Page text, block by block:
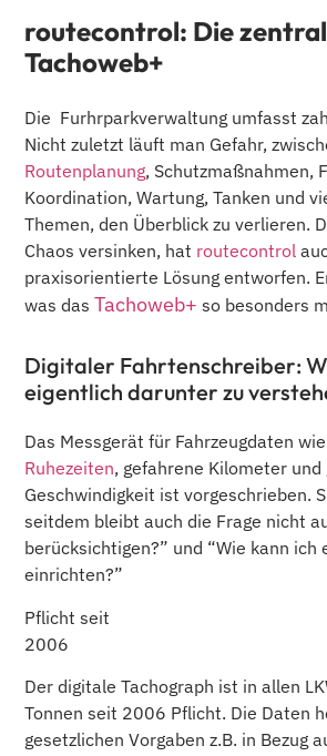
routecontrol: Die
Tachoweb+
Die Furhrparkverwaltung umfasst
Nicht zuletzt läuft man Gefahr,
Routenplanung, Schutzmaßnahmen,
Koordination, Wartung, Tanken und
Themen, den Überblick zu verlieren.
Chaos versinken, hat routecontrol
praxisorientierte Lösung entworfen.
was das Tachoweb+ so besonders
Digitaler Fahrtenschreiber:
eigentlich darunter zu
Das Messgerät für Fahrzeugdaten wie
Ruhezeiten, gefahrene Kilometer und
Geschwindigkeit ist vorgeschrieben.
seitdem bleibt auch die Frage nicht
berücksichtigen?” und “Wie kann ich
einrichten?”
Pflicht seit
2006
Der digitale Tachograph ist in allen
Tonnen seit 2006 Pflicht. Die Daten
gesetzlichen Vorgaben z.B. in Bezug